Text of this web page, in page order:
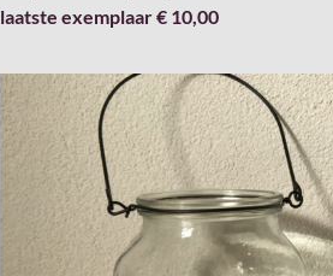
laatste exemplaar € 10,00